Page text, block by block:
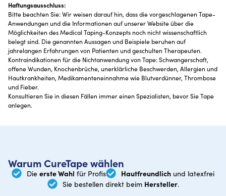
Haftungsausschluss:
Bitte beachten Sie: Wir weisen darauf hin, dass die vorgeschlagenen Tape-
Anwendungen und die Informationen auf unserer Website über die
Möglichkeiten des Medical Taping-Konzepts noch nicht wissenschaftlich
belegt sind. Die genannten Aussagen und Beispiele beruhen auf
jahrelangen Erfahrungen von Patienten und geschulten Therapeuten.
Kontraindikationen für die Nichtanwendung von Tape: Schwangerschaft,
offene Wunden, Knochenbrüche, unerklärliche Beschwerden, Allergien und
Hautkrankheiten, Medikamenteneinnahme wie Blutverdünner, Thrombose
und Fieber.
Konsultieren Sie in diesen Fällen immer einen Spezialisten, bevor Sie Tape
anlegen.
Warum CureTape wählen
Die erste Wahl für Profis Hautfreundlich und latexfrei
Sie bestellen direkt beim Hersteller.